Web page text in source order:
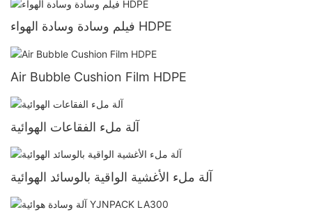
فيلم وسادة وسادة الهواء HDPE
Air Bubble Cushion Film HDPE
آلة ملء الفقاعات الهوائية
آلة ملء الأغشية الواقية بالوسائد الهوائية